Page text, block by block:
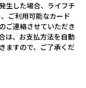
生した場合、ライフチ
ご利用可能なカード
ご連絡させていただき
は、お支払方法を自動
ますので、ご了承くだ